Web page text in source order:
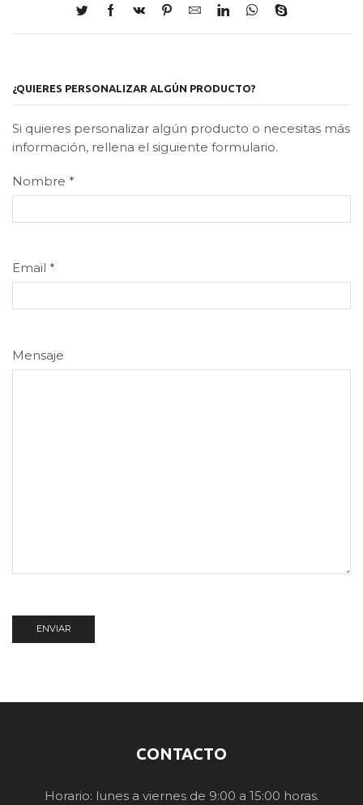
¿QUIERES PERSONALIZAR ALGÚN PRODUCTO?
Si quieres personalizar algún producto o necesitas más
información, rellena el siguiente formulario.
Nombre *
Email *
Mensaje
CONTACTO
Horario: lunes a viernes de 9:00 a 15:00 horas.